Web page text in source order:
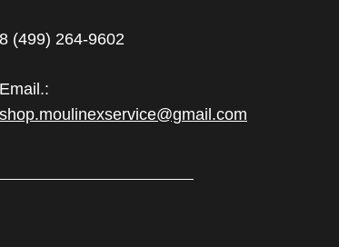
8 (499) 264-9602
Email.:
shop.moulinexservice@gmail.com